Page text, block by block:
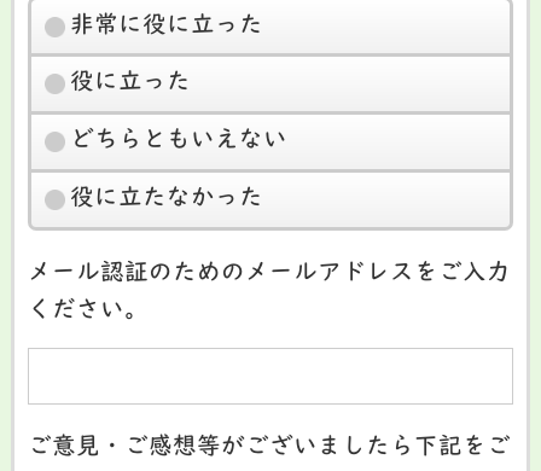
非常に役に立った
役に立った
どちらともいえない
役に立たなかった
メール認証のためのメールアドレスをご入力
ください。
ご意見・ご感想等がございましたら下記をご